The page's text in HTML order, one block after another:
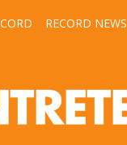
RECORD NEWS